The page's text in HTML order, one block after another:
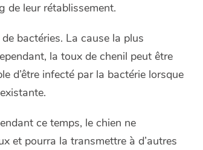
de leur rétablissement.
bactéries. La cause la plus
la toux de chenil peut être
d’être infecté par la bactérie lorsque
ce temps, le chien ne
et pourra la transmettre à d’autres